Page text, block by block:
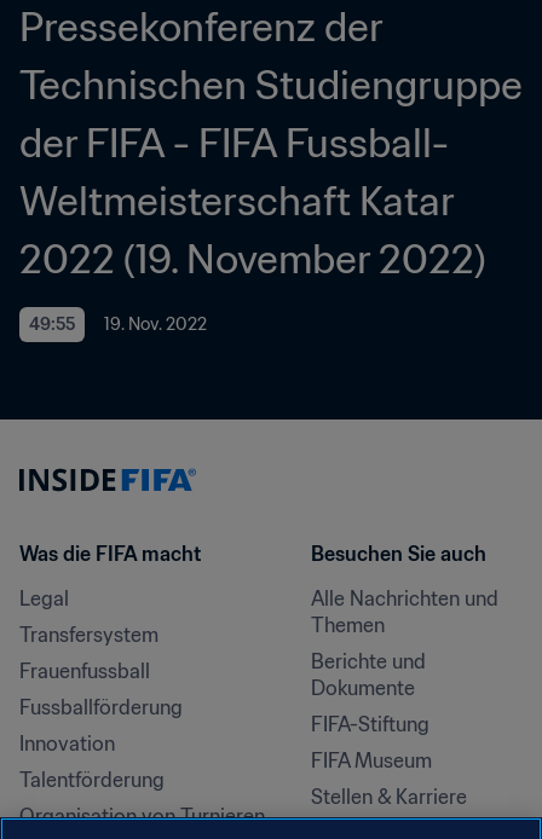
Pressekonferenz der
Technischen Studiengruppe
der FIFA - FIFA Fussball-
Weltmeisterschaft Katar
2022 (19. November 2022)
49:55 19. Nov. 2022
Was die FIFA macht
Legal
Transfersystem
Frauenfussball
Fussballförderung
Innovation
Talentförderung
Organisation von Turnieren
Besuchen Sie auch
Alle Nachrichten und
Themen
Berichte und
Dokumente
FIFA-Stiftung
FIFA Museum
Stellen & Karriere